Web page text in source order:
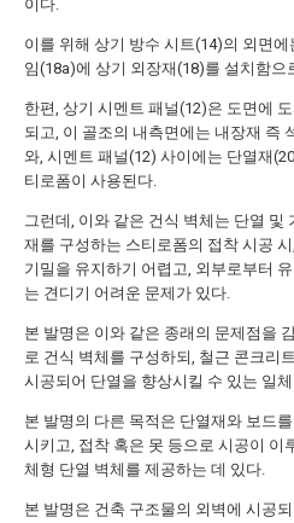
이다.
이를 위해 상기 방수 시트(14)의 외면
임(18a)에 상기 외장재(18)를 설치함
한편, 상기 시멘트 패널(12)은 도면에
되고, 이 골조의 내측면에는 내장재 즉
와, 시멘트 패널(12) 사이에는 단열재
티로폼이 사용된다.
그런데, 이와 같은 건식 벽체는 단열 및
재를 구성하는 스티로폼의 접착 시공
기밀을 유지하기 어렵고, 외부로부터
는 견디기 어려운 문제가 있다.
본 발명은 이와 같은 종래의 문제점을
로 건식 벽체를 구성하되, 철근 콘크리
시공되어 단열을 향상시킬 수 있는 일
본 발명의 다른 목적은 단열재와 보드
시키고, 접착 혹은 못 등으로 시공이 이
체형 단열 벽체를 제공하는 데 있다.
본 발명은 건축 구조물의 외벽에 시공